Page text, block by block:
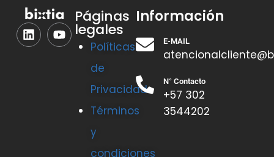
Páginas
legales
Políticas
de
Privacidad
Términos
y
condiciones
Información
E-MAIL
N° Contacto
+57 302
3544202